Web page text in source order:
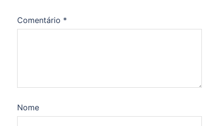
Comentário *
Nome